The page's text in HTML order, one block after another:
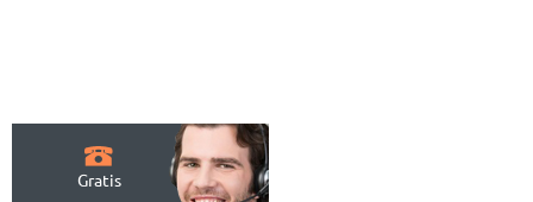
Gratis